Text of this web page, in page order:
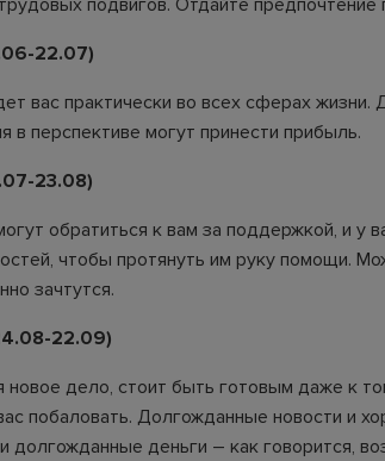
подвигов. Отдайте предпочтение
22.07)
вас практически во всех сферах
в перспективе могут принести прибыль.
23.08)
обратиться к вам за поддержкой, и у
чтобы протянуть им руку помощи.
зачтутся.
22.09)
новое дело, стоит быть готовым даже к
побаловать. Долгожданные новости и
долгожданные деньги – как говорится,